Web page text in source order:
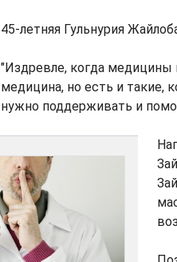
45-летняя Гульнурия
"Издревле, когда медицины
медицина, но есть и такие,
нужно поддерживать и